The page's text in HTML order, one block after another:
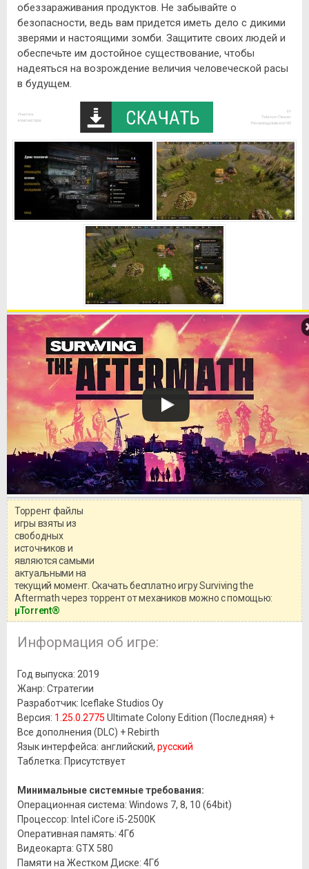
обеззараживания продуктов. Не забывайте о
безопасности, ведь вам придется иметь дело с дикими
зверями и настоящими зомби. Защитите своих людей и
обеспечьте им достойное существование, чтобы
надеяться на возрождение величия человеческой расы
в будущем.
Торрент файлы
игры взяты из
свободных
источников и
являются самыми
актуальными на
текущий момент. Скачать бесплатно игру Surviving the
Aftermath через торрент от механиков можно с помощью:
μTorrent®
Информация об игре:
Год выпуска: 2019
Жанр: Стратегии
Разработчик: Iceflake Studios Oy
Версия: 1.25.0.2775 Ultimate Colony Edition (Последняя) +
Все дополнения (DLC) + Rebirth
Язык интерфейса: английский, русский
Таблетка: Присутствует
Минимальные системные требования:
Операционная система: Windows 7, 8, 10 (64bit)
Процессор: Intel iCore i5-2500K
Оперативная память: 4Гб
Видеокарта: GTX 580
Памяти на Жестком Диске: 4Гб